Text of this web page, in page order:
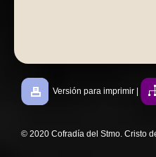
Versión para imprimir
© 2020 Cofradía del Stmo. Cristo